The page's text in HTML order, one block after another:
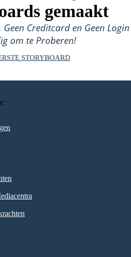
gemaakt
Creditcard en Geen Login
om te Proberen!
STORYBOARD